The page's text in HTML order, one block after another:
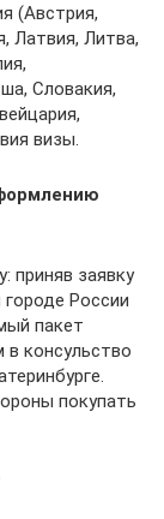
(Австрия,
Латвия, Литва,
Словакия,
визы.
приняв заявку
России
пакет
консульство
покупать